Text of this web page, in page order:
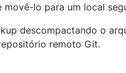
movê-lo para um local
descompactando o
remoto Git.